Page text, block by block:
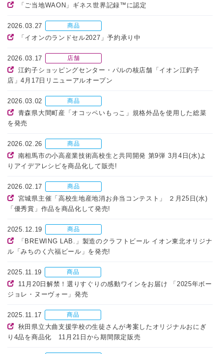
「ご当地WAON」ギネス世界記録™に認定
2026.03.27 商品
「イオンのランドセル2027」予約承り中
2026.03.17 店舗
江釣子ショッピングセンター・パルの核店舗「イオン江釣子
店」4月17日リニューアルオープン
2026.03.02 商品
青森県大間町産「オコッペいもっこ」規格外品を使用した総菜
を発売
2026.02.26 商品
南相馬市の小高産業技術高校生と共同開発 第9弾 3月4日(水)よ
りアイデアレシピを商品化して販売!
2026.02.17 商品
宮城県主催「高校生地産地消お弁当コンテスト」 ２月25日(水)
「優秀賞」作品を商品化して発売!
2025.12.19 商品
「BREWING LAB.」製造のクラフトビール イオン東北オリジナ
ル「みちのく六福ビール」を発売!
2025.11.19 商品
11月20日解禁！選りすぐりの感動ワインをお届け 「2025年ボー
ジョレ・ヌーヴォー」発売
2025.11.17 商品
秋田県立大曲支援学校の生徒さんが考案したオリジナルおにぎ
り4品を商品化 11月21日から期間限定販売